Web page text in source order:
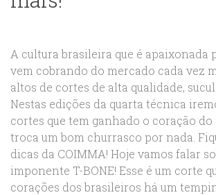
A cultura brasileira que é apaixonada
vem cobrando do mercado cada vez
altos de cortes de alta qualidade,
Nestas edições da quarta técnica
cortes que tem ganhado o coração
troca um bom churrasco por nada.
dicas da COIMMA! Hoje vamos falar
imponente T-BONE! Esse é um corte
corações dos brasileiros há um